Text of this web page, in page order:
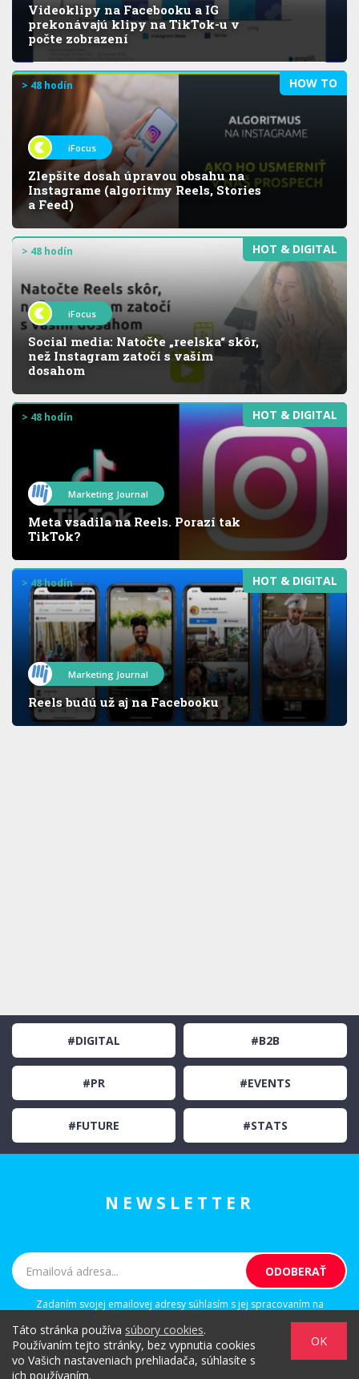
Táto stránka používa súbory cookies.
Používaním tejto stránky, bez vypnutia cookies
vo Vašich nastaveniach prehliadača, súhlasíte s
ich používaním.
OK
Videoklipy na Facebooku a IG
prekonávajú klipy na TikTok-u v
počte zobrazení
HOW TO
> 48 hodín
iFocus
Zlepšite dosah úpravou obsahu na
Instagrame (algoritmy Reels, Stories
a Feed)
HOT & DIGITAL
> 48 hodín
iFocus
Social media: Natočte „reelska“ skôr,
než Instagram zatočí s vaším
dosahom
HOT & DIGITAL
> 48 hodín
Marketing Journal
Meta vsadila na Reels. Porazí tak
TikTok?
HOT & DIGITAL
> 48 hodín
Marketing Journal
Reels budú už aj na Facebooku
#DIGITAL #B2B
#PR #EVENTS
#FUTURE #STATS
NEWSLETTER
Zadaním svojej emailovej adresy súhlasím s jej spracovaním na
osobným emailom za účelom informovania o novinkách.